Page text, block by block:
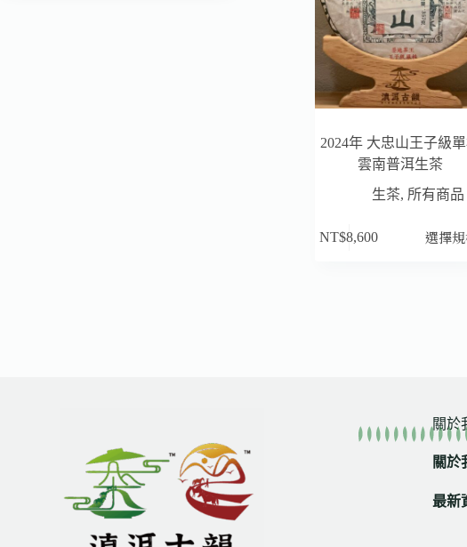
2024年 大忠山王子級
雲南普洱生茶
生茶, 所有商品
NT$8,600 選擇
關於
關於
最新